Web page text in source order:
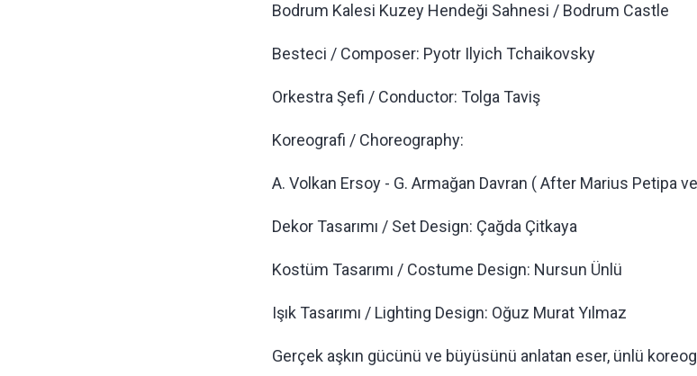
Bodrum Kalesi Kuzey Hendeği Sahnesi / Bodrum Castle
Besteci / Composer: Pyotr Ilyich Tchaikovsky
Orkestra Şefi / Conductor: Tolga Taviş
Koreografi / Choreography:
A. Volkan Ersoy - G. Armağan Davran ( After Marius Petipa
Dekor Tasarımı / Set Design: Çağda Çitkaya
Kostüm Tasarımı / Costume Design: Nursun Ünlü
Işık Tasarımı / Lighting Design: Oğuz Murat Yılmaz
Gerçek aşkın gücünü ve büyüsünü anlatan eser, ünlü